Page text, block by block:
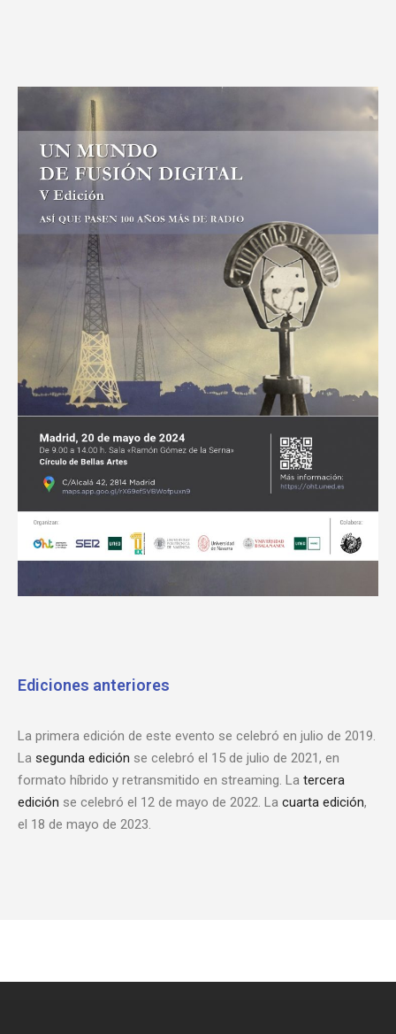
Ediciones anteriores
La primera edición de este evento se celebró en julio de 2019.
La segunda edición se celebró el 15 de julio de 2021, en
formato híbrido y retransmitido en streaming. La tercera
edición se celebró el 12 de mayo de 2022. La cuarta edición,
el 18 de mayo de 2023.